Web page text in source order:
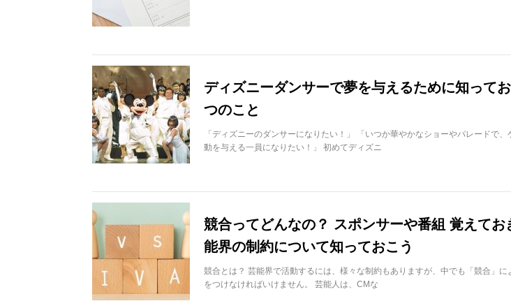
ディズニーダンサーで夢を与えるために知って
つのこと
「ディズニーのダンサーになりたい！」 「いつか華やかなショーやパレードで
動を与える一員になりたい！」 初めてディズニ
競合ってどんなの？ スポンサーや番組 覚えてお
能界の制約について知っておこう
競合とは？ 芸能界で活動するには、様々な制約もありますが、中でも「競合」に
をつけなければいけません。 芸能人は、CMな